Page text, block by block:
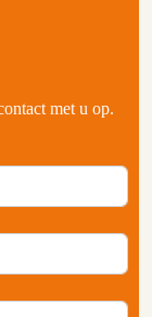
met u op.